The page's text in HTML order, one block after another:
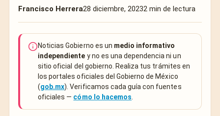
Francisco Herrera28 diciembre, 20232 min de lectura
Noticias Gobierno es un medio informativo
independiente y no es una dependencia ni un
sitio oficial del gobierno. Realiza tus trámites en
los portales oficiales del Gobierno de México
(gob.mx). Verificamos cada guía con fuentes
oficiales — cómo lo hacemos